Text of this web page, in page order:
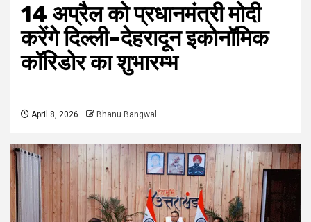
14 अप्रैल को प्रधानमंत्री मोदी
करेंगे दिल्ली–देहरादून इकोनॉमिक
कॉरिडोर का शुभारम्भ
April 8, 2026 Bhanu Bangwal